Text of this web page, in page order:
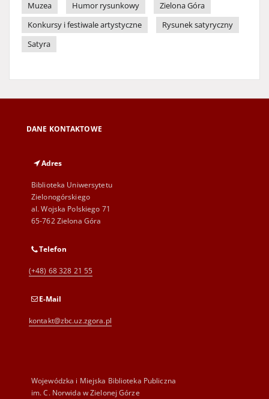
Muzea
Humor rysunkowy
Zielona Góra
Konkursy i festiwale artystyczne
Rysunek satyryczny
Satyra
DANE KONTAKTOWE
Adres
Biblioteka Uniwersytetu
Zielonogórskiego
al. Wojska Polskiego 71
65-762 Zielona Góra
Telefon
(+48) 68 328 21 55
E-Mail
kontakt@zbc.uz.zgora.pl
Wojewódzka i Miejska Biblioteka Publiczna
im. C. Norwida w Zielonej Górze